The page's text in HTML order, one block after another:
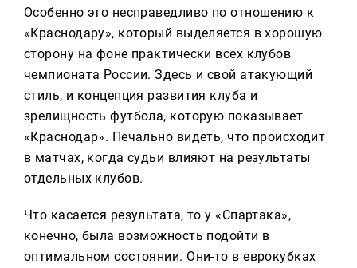
Особенно это несправедливо по отношению к
«Краснодару», который выделяется в хорошую
сторону на фоне практически всех клубов
чемпионата России. Здесь и свой атакующий
стиль, и концепция развития клуба и
зрелищность футбола, которую показывает
«Краснодар». Печально видеть, что происходит
в матчах, когда судьи влияют на результаты
отдельных клубов.
Что касается результата, то у «Спартака»,
конечно, была возможность подойти в
оптимальном состоянии. Они-то в еврокубках